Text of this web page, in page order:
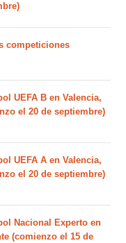
competiciones
UEFA B en Valencia,
el 20 de septiembre)
UEFA A en Valencia,
el 20 de septiembre)
Nacional Experto en
(comienzo el 15 de